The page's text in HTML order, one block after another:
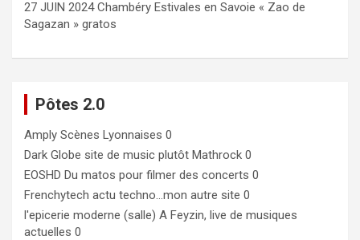
27 JUIN 2024 Chambéry Estivales en Savoie « Zao de
Sagazan » gratos
Pôtes 2.0
Amply Scènes Lyonnaises 0
Dark Globe site de music plutôt Mathrock 0
EOSHD Du matos pour filmer des concerts 0
Frenchytech actu techno…mon autre site 0
l'epicerie moderne (salle) A Feyzin, live de musiques
actuelles 0